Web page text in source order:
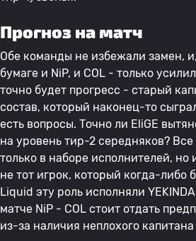
Прогноз на матч
Обе команды не избежали замен,
бумаге и NiP, и COL - только
точно будет прогресс - старый
состав, который наконец-то
есть вопросы. Точно ли EliGE
на уровень тир-2 середняков?
только в наборе исполнителей, но
не тот игрок, который когда-либо
Liquid эту роль исполняли
матче NiP - COL стоит отдать
из-за наличия неплохого капитана